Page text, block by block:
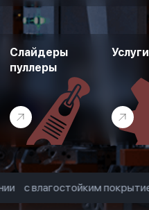
Слайдеры
пуллеры
Услуги
влагостойким покрытием